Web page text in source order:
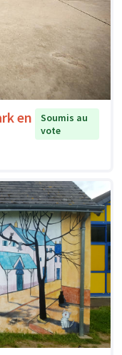
en
Soumis au
vote